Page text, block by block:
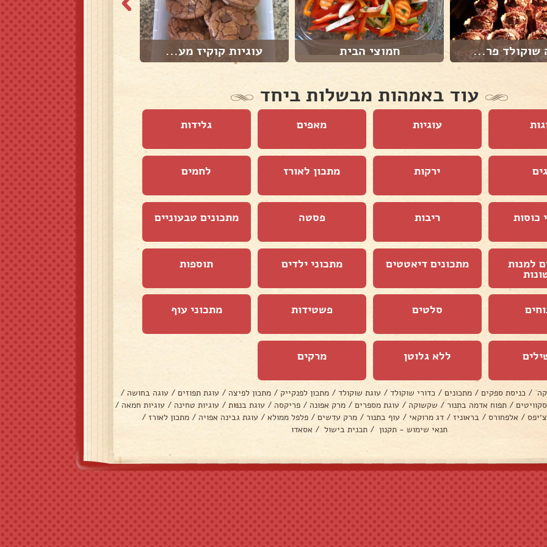
שוקולד פר... חמוצי הבית עוגיות קוקיז מע...
עוד באמהות מבשלות ביחד
עוגיות מאפים גלידות
ירקות מתכון לאורז לחמים
כוסות ריבות פסטה מתכונים טבעוניים
למנות מתכונים דיאטטים מתכוני ילדים תוספות
סלטים פשטידות מתכוני עוף
ללא גלוטן מרקים
/ כניסת ספקים / מתכונים / כדורי שוקולד / עוגת שוקולד / מתכון לפנקייק / מתכון לפיצה / עוגת תפוזים / עוגה בחושה /
/ תפוח אדמה בתנור / שקשוקה / עוגת מספרים / מרק אפונה / פריקסה / עוגת בננות / עוגיות טחינה / עוגיות חמאה /
/ אלפחורס / בראוניז / דג מרוקאי / עוף בתנור / מרק עדשים / פלפל ממולא / עוגת גבינה אפויה / מתכון לאורז /
תנאי שימוש - תקנון / תכנית בישול / אסאדו